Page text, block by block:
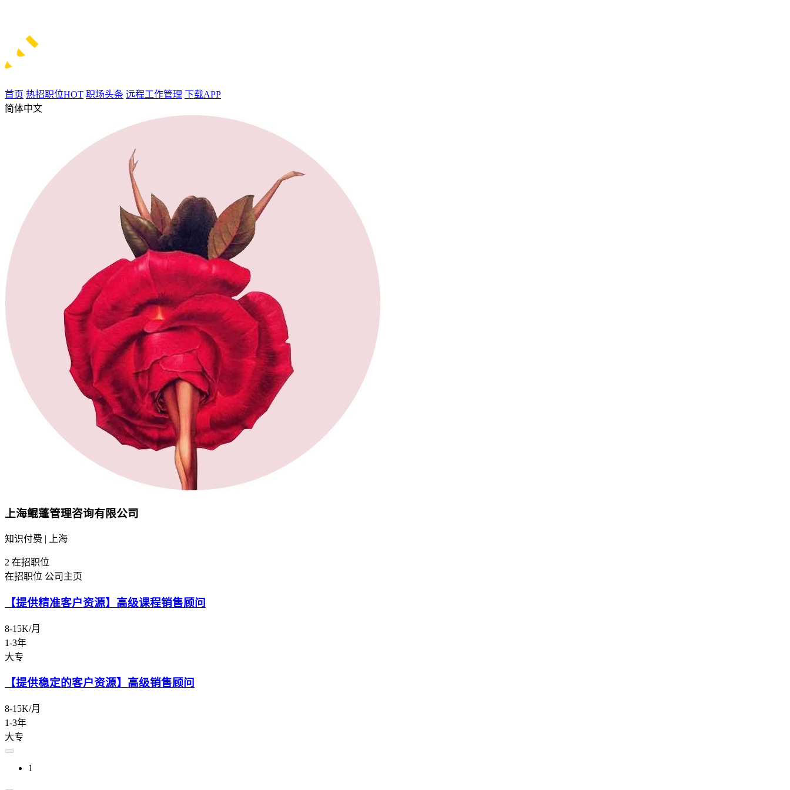
首页 热招职位HOT 职场头条 远程工作管理 下载APP
简体中文
上海鲲蓬管理咨询有限公司
知识付费 | 上海
2 在招职位
在招职位 公司主页
【提供精准客户资源】高级课程销售顾问
8-15K/月
1-3年
大专
【提供稳定的客户资源】高级销售顾问
8-15K/月
1-3年
大专
1